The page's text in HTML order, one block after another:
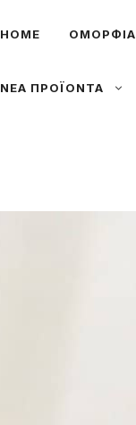
ΗΟΜΕ ΟΜΟΡΦΙΑ
ΝΕΑ ΠΡΟΪΟΝΤΑ